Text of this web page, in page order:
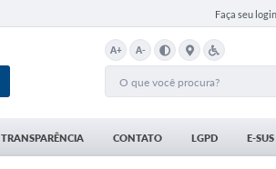
Faça seu
A+ A-
TRANSPARÊNCIA CONTATO LGPD E-SUS